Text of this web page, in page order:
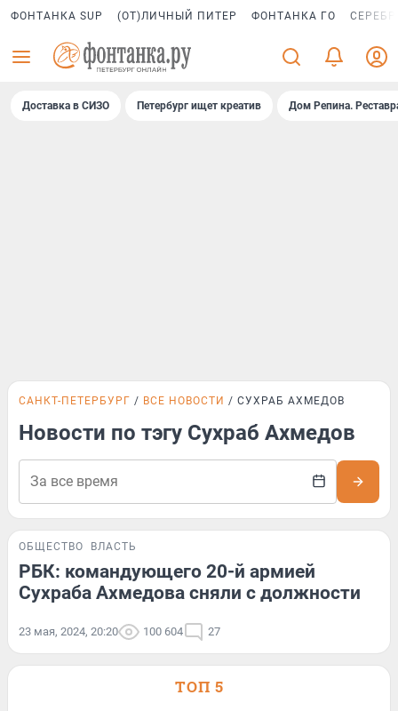
ФОНТАНКА SUP (ОТ)ЛИЧНЫЙ ПИТЕР ФОНТАНКА ГО
Доставка в СИЗО Петербург ищет креатив Дом Репина.
САНКТ-ПЕТЕРБУРГ ВСЕ НОВОСТИ СУХРАБ АХМЕДОВ
Новости по тэгу Сухраб Ахмедов
ОБЩЕСТВО ВЛАСТЬ
РБК: командующего 20-й армией
Сухраба Ахмедова сняли с должности
23 мая, 2024, 20:20 100 604 27
ТОП 5